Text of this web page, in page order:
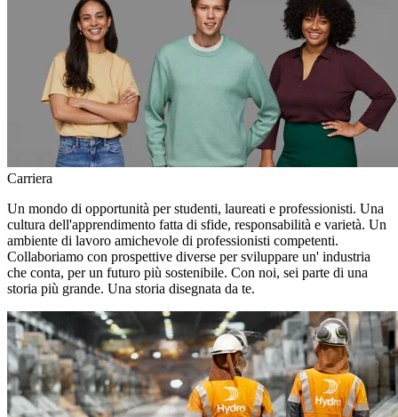
Carriera
Un mondo di opportunità per studenti, laureati e professionisti. Una
cultura dell'apprendimento fatta di sfide, responsabilità e varietà. Un
ambiente di lavoro amichevole di professionisti competenti.
Collaboriamo con prospettive diverse per sviluppare un' industria
che conta, per un futuro più sostenibile. Con noi, sei parte di una
storia più grande. Una storia disegnata da te.